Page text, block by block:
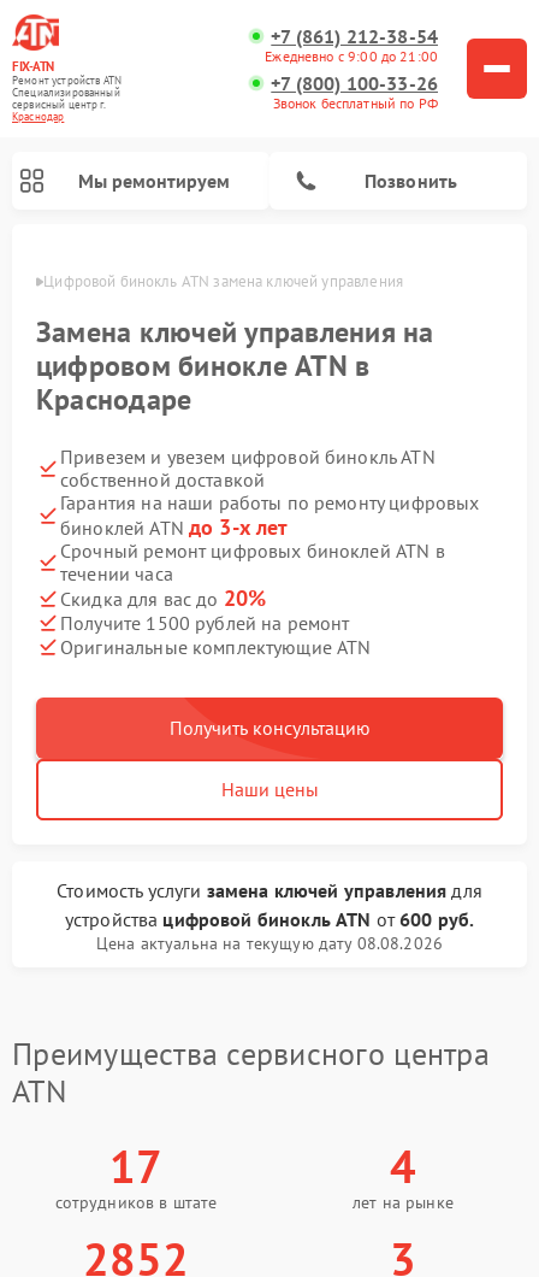
FIX-ATN
Ремонт устройств ATN
Специализированный
cервисный центр г.
Краснодар
+7 (861) 212-38-54
Ежедневно с 9:00 до 21:00
+7 (800) 100-33-26
Звонок бесплатный по РФ
Мы ремонтируем Позвонить
Цифровой бинокль ATN замена ключей управления
Замена ключей управления на
цифровом бинокле ATN в
Краснодаре
Привезем и увезем цифровой бинокль ATN
собственной доставкой
Гарантия на наши работы по ремонту цифровых
биноклей ATN до 3-х лет
Срочный ремонт цифровых биноклей ATN в
течении часа
Скидка для вас до 20%
Получите 1500 рублей на ремонт
Оригинальные комплектующие ATN
Получить консультацию
Наши цены
Стоимость услуги замена ключей управления для
устройства цифровой бинокль ATN от600 руб.
Цена актуальна на текущую дату 08.08.2026
Преимущества сервисного центра
ATN
17
сотрудников в штате
4
лет на рынке
2852 3